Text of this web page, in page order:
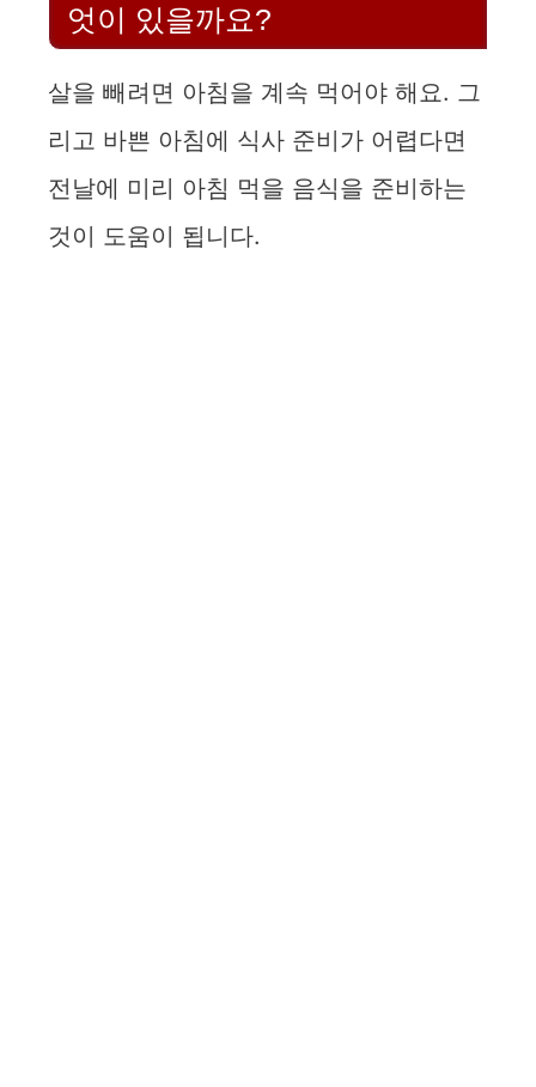
엇이 있을까요?
살을 빼려면 아침을 계속 먹어야 해요. 그
리고 바쁜 아침에 식사 준비가 어렵다면
전날에 미리 아침 먹을 음식을 준비하는
것이 도움이 됩니다.